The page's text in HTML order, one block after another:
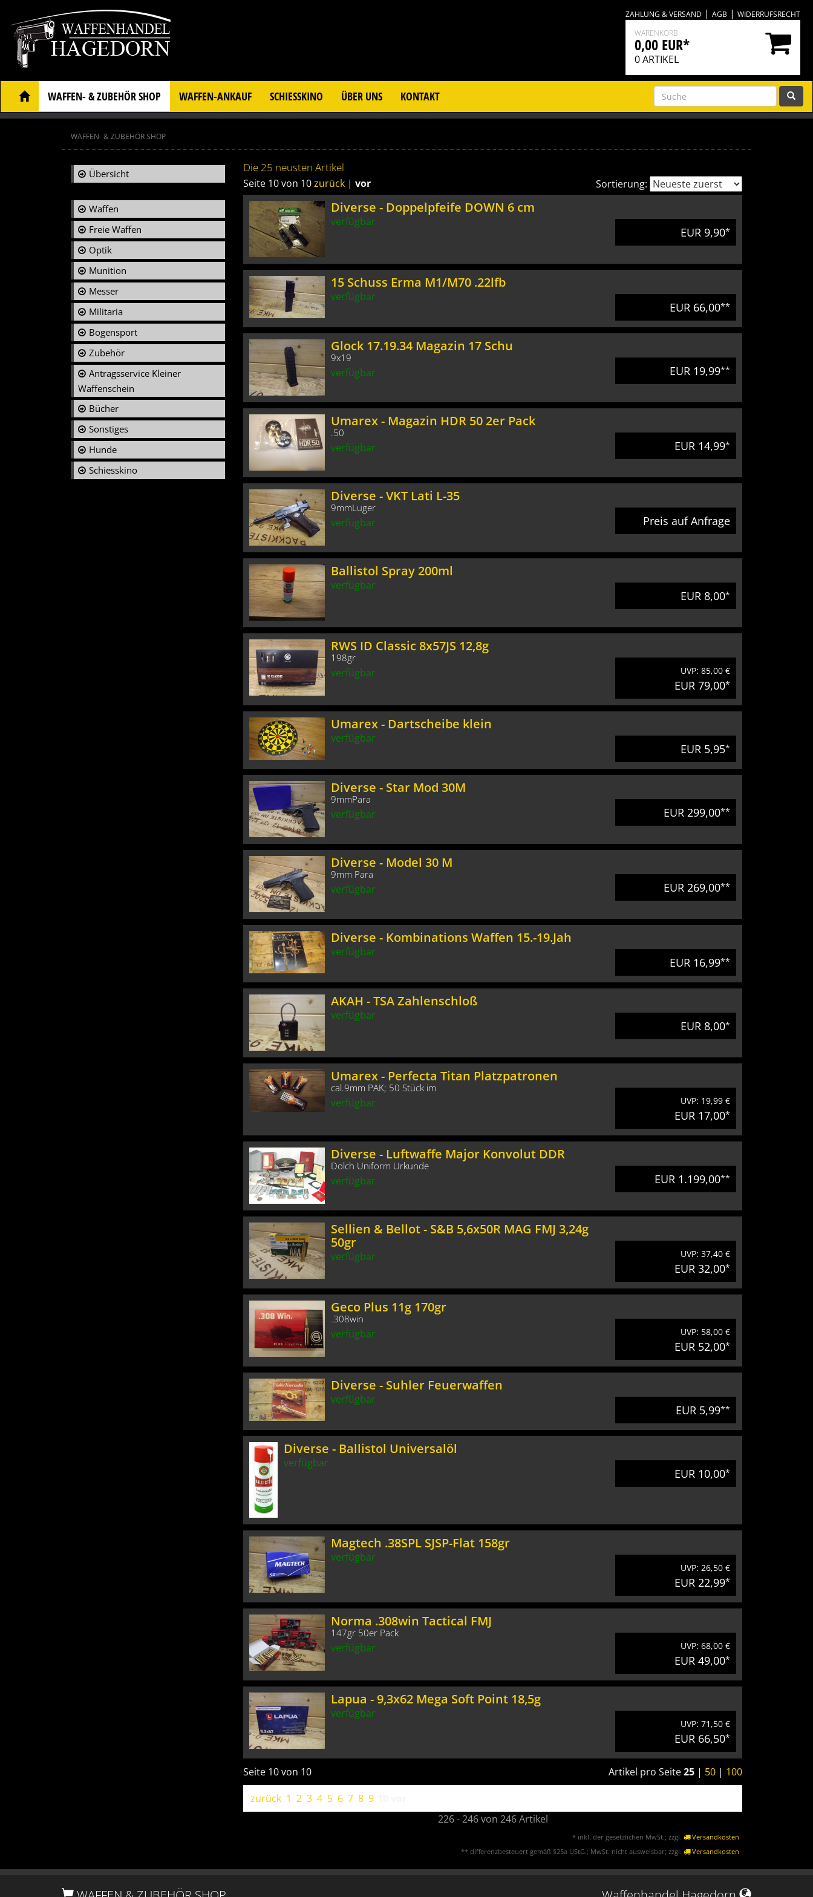
ZAHLUNG & VERSAND | AGB | WIDERRUFSRECHT
WARENKORB
0,00 EUR*
0ARTIKEL
WAFFEN- & ZUBEHÖR SHOP WAFFEN-ANKAUF SCHIESSKINO ÜBER UNS KONTAKT
WAFFEN- & ZUBEHÖR SHOP
Übersicht
Waffen
Freie Waffen
Optik
Munition
Messer
Militaria
Bogensport
Zubehör
Antragsservice Kleiner
Waffenschein
Bücher
Sonstiges
Hunde
Schiesskino
Die 25 neusten Artikel
Seite 10 von 10zurück | vor Sortierung:
EUR 9,90*
Diverse - Doppelpfeife DOWN 6 cm
verfügbar
EUR 66,00**
15 Schuss Erma M1/M70 .22lfb
verfügbar
EUR 19,99**
Glock 17.19.34 Magazin 17 Schu
9x19
verfügbar
EUR 14,99*
Umarex - Magazin HDR 50 2er Pack
.50
verfügbar
Preis auf Anfrage
Diverse - VKT Lati L-35
9mmLuger
verfügbar
EUR 8,00*
Ballistol Spray 200ml
verfügbar
UVP: 85,00 €
EUR 79,00*
RWS ID Classic 8x57JS 12,8g
198gr
verfügbar
EUR 5,95*
Umarex - Dartscheibe klein
verfügbar
EUR 299,00**
Diverse - Star Mod 30M
9mmPara
verfügbar
EUR 269,00**
Diverse - Model 30 M
9mm Para
verfügbar
EUR 16,99**
Diverse - Kombinations Waffen 15.-19.Jah
verfügbar
EUR 8,00*
AKAH - TSA Zahlenschloß
verfügbar
UVP: 19,99 €
EUR 17,00*
Umarex - Perfecta Titan Platzpatronen
cal.9mm PAK; 50 Stück im
verfügbar
EUR 1.199,00**
Diverse - Luftwaffe Major Konvolut DDR
Dolch Uniform Urkunde
verfügbar
UVP: 37,40 €
EUR 32,00*
Sellien & Bellot - S&B 5,6x50R MAG FMJ 3,24g
50gr
verfügbar
UVP: 58,00 €
EUR 52,00*
Geco Plus 11g 170gr
.308win
verfügbar
EUR 5,99**
Diverse - Suhler Feuerwaffen
verfügbar
EUR 10,00*
Diverse - Ballistol Universalöl
verfügbar
UVP: 26,50 €
EUR 22,99*
Magtech .38SPL SJSP-Flat 158gr
verfügbar
UVP: 68,00 €
EUR 49,00*
Norma .308win Tactical FMJ
147gr 50er Pack
verfügbar
UVP: 71,50 €
EUR 66,50*
Lapua - 9,3x62 Mega Soft Point 18,5g
verfügbar
Artikel pro Seite25 | 50 | 100
Seite 10 von 10
zurück 1 2 3 4 5 6 7 8 9
226 - 246 von 246 Artikel
* inkl. der gesetzlichen MwSt.; zzgl.
Versandkosten
** differenzbesteuert gemäß §25a UStG.; MwSt. nicht ausweisbar; zzgl.
Versandkosten